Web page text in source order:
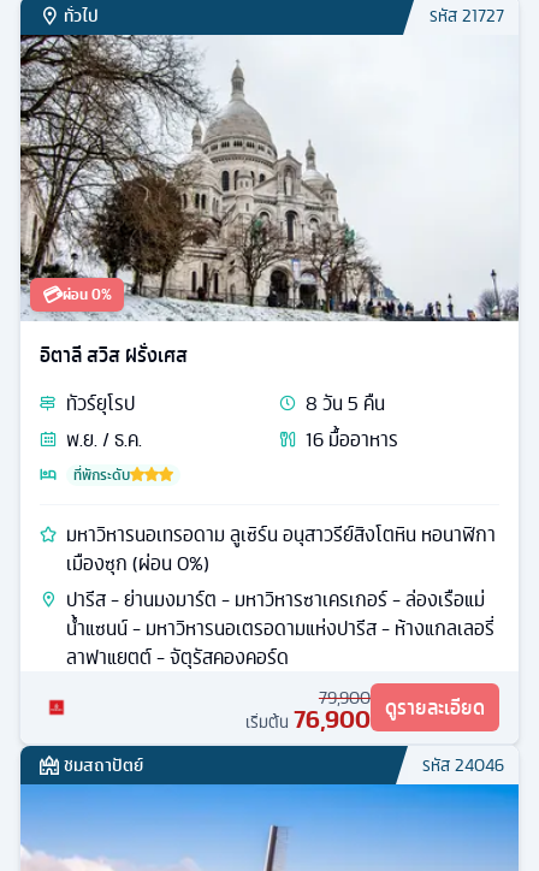
ทั่วไป รหัส21727
💳ผ่อน 0%
อิตาลี สวิส ฝรั่งเศส
ทัวร์ยุโรป 8วัน5 คืน
พ.ย. / ธ.ค.
16มื้ออาหาร
ที่พักระดับ
มหาวิหารนอเทรอดาม ลูเซิร์น อนุสาวรีย์สิงโตหิน หอนาฬิกา
เมืองซุก (ผ่อน 0%)
ปารีส - ย่านมงมาร์ต - มหาวิหารซาเครเกอร์ - ล่องเรือแม่
น้ำแซนน์ - มหาวิหารนอเตรอดามแห่งปารีส - ห้างแกลเลอรี่
ลาฟาแยตต์ - จัตุรัสคองคอร์ด
79,900
เริ่มต้น 76,900 ดูรายละเอียด
ชมสถาปัตย์ รหัส24046